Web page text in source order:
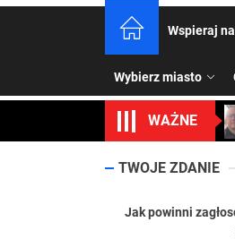
Wspieraj
Wybierz miasto
WAŻNE
TWOJE ZDANIE
Jak powinni